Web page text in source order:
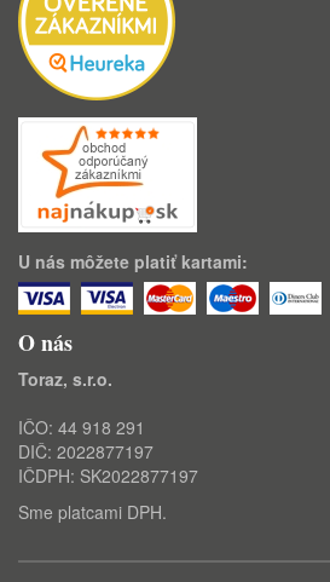
U nás môžete platiť kartami:
O nás
Toraz, s.r.o.
IČO: 44 918 291
DIČ: 2022877197
IČDPH: SK2022877197
Sme platcami DPH.